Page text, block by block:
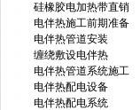
硅橡胶电加热带直销
电伴热施工前期准备
电伴热管道安装
缠绕敷设电伴热
电伴热管道系统施工
电伴热配电设备
电伴热配电系统